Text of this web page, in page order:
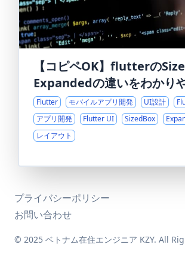
【コピペOK】flutterの
Expandedの違いをわかり
Flutter モバイルアプリ開発 UI設計
アプリ開発
Flutter UI SizedBox
レイアウト
プライバシーポリシー
お問い合わせ
© 2025 ベトナム在住エンジニア KZY. All